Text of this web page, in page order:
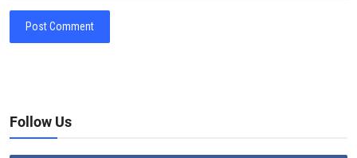
Post Comment
Follow Us